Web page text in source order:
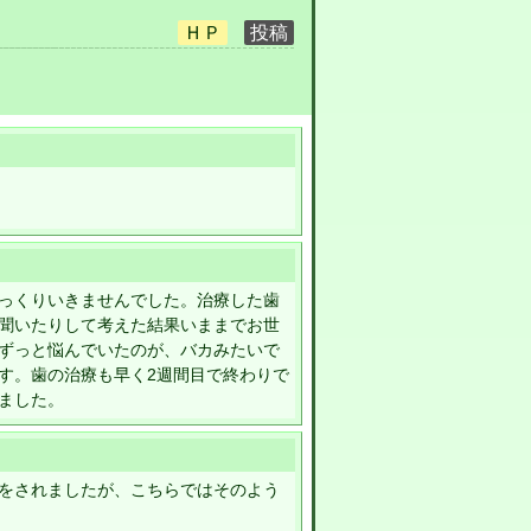
くりいきませんでした。治療した歯
いたりして考えた結果いままでお世
っと悩んでいたのが、バカみたいで
。歯の治療も早く2週間目で終わりで
した。
されましたが、こちらではそのよう